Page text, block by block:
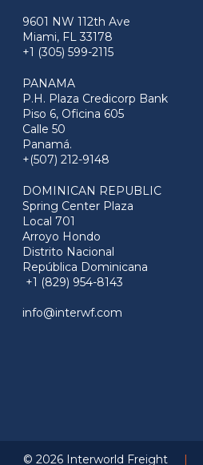
9601 NW 112th Ave
Miami, FL 33178
+1 (305) 599-2115
PANAMA
P.H. Plaza Credicorp Bank
Piso 6, Oficina 605
Calle 50
Panamá.
+(507) 212-9148
DOMINICAN REPUBLIC
Spring Center Plaza
Local 701
Arroyo Hondo
Distrito Nacional
República Dominicana
+1 (829) 954-8143
info@interwf.com
© 2026 Interworld Freight